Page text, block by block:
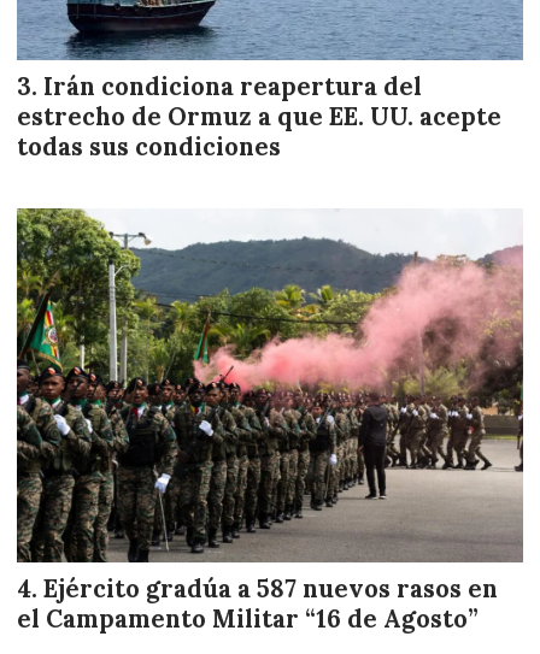
Irán condiciona reapertura del
estrecho de Ormuz a que EE. UU. acepte
todas sus condiciones
Ejército gradúa a 587 nuevos rasos en
el Campamento Militar “16 de Agosto”